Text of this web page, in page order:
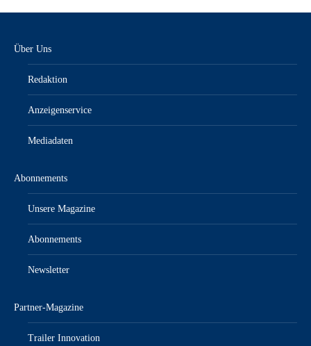
Über Uns
Redaktion
Anzeigenservice
Mediadaten
Abonnements
Unsere Magazine
Abonnements
Newsletter
Partner-Magazine
Trailer Innovation